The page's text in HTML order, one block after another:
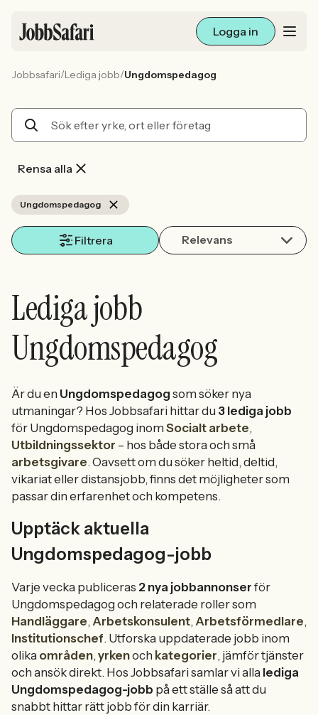
Logga in
Arbetsliv och karriär
Sök med AI
Jobbsafari/Lediga jobb/Ungdomspedagog
Rensa alla
Ungdomspedagog
Filtrera Relevans
Lediga jobb
Ungdomspedagog
Är du en Ungdomspedagog som söker nya
utmaningar? Hos Jobbsafari hittar du 3 lediga jobb
för Ungdomspedagog inom Socialt arbete,
Utbildningssektor – hos både stora och små
arbetsgivare. Oavsett om du söker heltid, deltid,
vikariat eller distansjobb, finns det möjligheter som
passar din erfarenhet och kompetens.
Upptäck aktuella
Ungdomspedagog-jobb
Varje vecka publiceras 2 nya jobbannonser för
Ungdomspedagog och relaterade roller som
Handläggare,Arbetskonsulent,Arbetsförmedlare,
Institutionschef. Utforska uppdaterade jobb inom
olika områden,yrkenoch kategorier, jämför tjänster
och ansök direkt. Hos Jobbsafari samlar vi alla lediga
Ungdomspedagog-jobb på ett ställe så att du
snabbt hittar rätt jobb för din karriär.